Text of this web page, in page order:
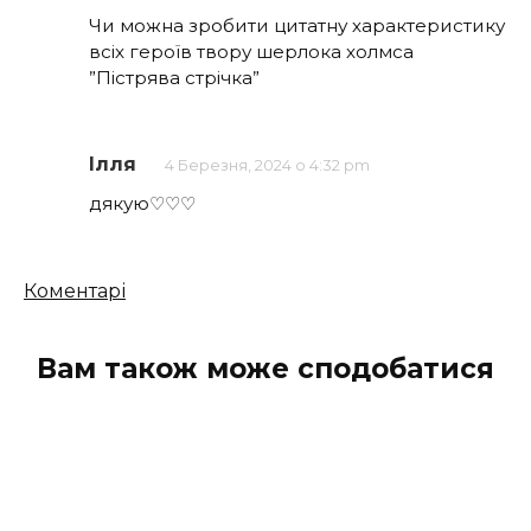
Чи можна зробити цитатну характеристику
всіх героїв твору шерлока холмса
”Пістрява стрічка”
Ілля 4 Березня, 2024 о 4:32 pm
дякую♡♡♡
Кількість
Коментарі
Вам також може сподобатися